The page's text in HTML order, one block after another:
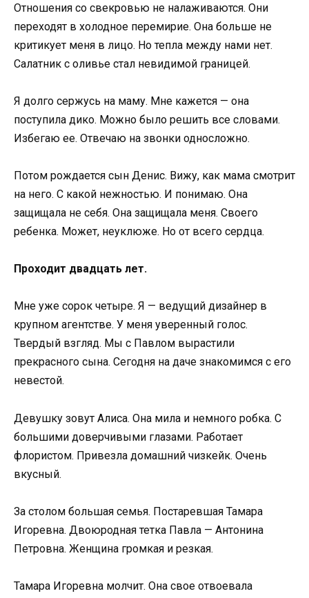
Отношения со свекровью не налаживаются. Они
переходят в холодное перемирие. Она больше не
критикует меня в лицо. Но тепла между нами нет.
Салатник с оливье стал невидимой границей.
Я долго сержусь на маму. Мне кажется — она
поступила дико. Можно было решить все словами.
Избегаю ее. Отвечаю на звонки односложно.
Потом рождается сын Денис. Вижу, как мама смотрит
на него. С какой нежностью. И понимаю. Она
защищала не себя. Она защищала меня. Своего
ребенка. Может, неуклюже. Но от всего сердца.
Проходит двадцать лет.
Мне уже сорок четыре. Я — ведущий дизайнер в
крупном агентстве. У меня уверенный голос.
Твердый взгляд. Мы с Павлом вырастили
прекрасного сына. Сегодня на даче знакомимся с его
невестой.
Девушку зовут Алиса. Она мила и немного робка. С
большими доверчивыми глазами. Работает
флористом. Привезла домашний чизкейк. Очень
вкусный.
За столом большая семья. Постаревшая Тамара
Игоревна. Двоюродная тетка Павла — Антонина
Петровна. Женщина громкая и резкая.
Тамара Игоревна молчит. Она свое отвоевала